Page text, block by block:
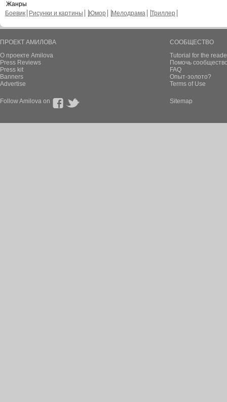
Жанры
Боевик
Рисунки и картины Юмор Мелодрама Триллер
ПРОЕКТ АМИЛОВА
О проекте Amilova
Press Reviews
Press kit
Banners
Advertise
СООБЩЕСТВО
Tutorial for the
Помочь
FAQ
Опыт-золото?
Terms of Use
Follow Amilova on Sitemap